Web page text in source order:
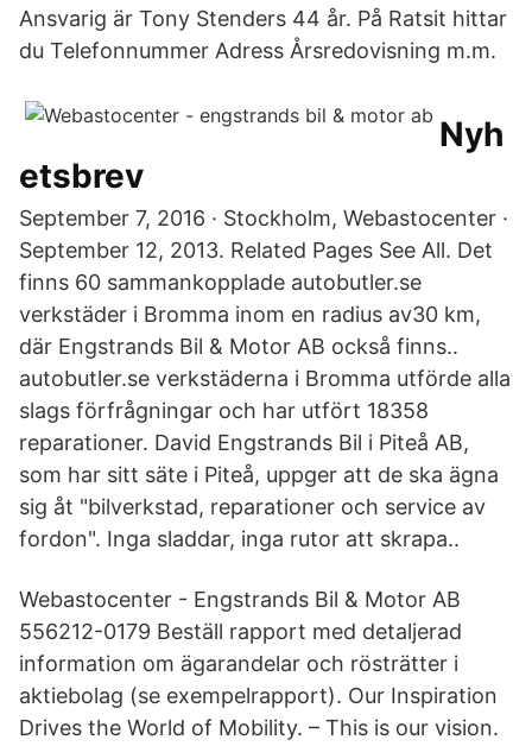
Ansvarig är Tony Stenders 44 år. På Ratsit hittar
du Telefonnummer Adress Årsredovisning m.m.
Nyh
etsbrev
September 7, 2016 · Stockholm, Webastocenter ·
September 12, 2013. Related Pages See All. Det
finns 60 sammankopplade autobutler.se
verkstäder i Bromma inom en radius av30 km,
där Engstrands Bil & Motor AB också finns..
autobutler.se verkstäderna i Bromma utförde alla
slags förfrågningar och har utfört 18358
reparationer. David Engstrands Bil i Piteå AB,
som har sitt säte i Piteå, uppger att de ska ägna
sig åt "bilverkstad, reparationer och service av
fordon". Inga sladdar, inga rutor att skrapa..
Webastocenter - Engstrands Bil & Motor AB
556212-0179 Beställ rapport med detaljerad
information om ägarandelar och rösträtter i
aktiebolag (se exempelrapport). Our Inspiration
Drives the World of Mobility. – This is our vision.